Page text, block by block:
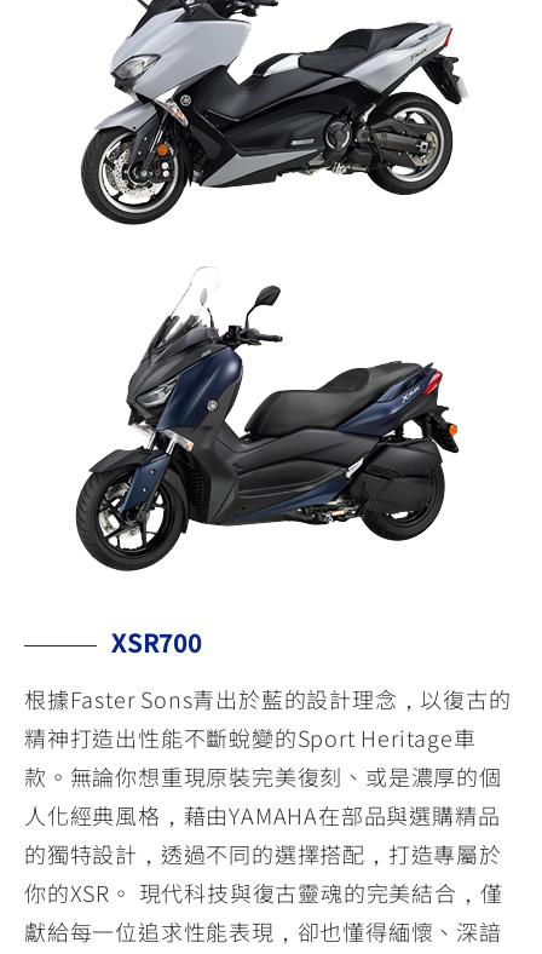
XSR700
根據Faster Sons青出於藍的設計理念，以復古的
精神打造出性能不斷蛻變的Sport Heritage車
款。無論你想重現原裝完美復刻、或是濃厚的個
人化經典風格，藉由YAMAHA在部品與選購精品
的獨特設計，透過不同的選擇搭配，打造專屬於
你的XSR。 現代科技與復古靈魂的完美結合，僅
獻給每一位追求性能表現，卻也懂得緬懷、深諳